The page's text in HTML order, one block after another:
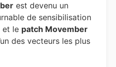
est devenu un
de sensibilisation
et le patch Movember
des vecteurs les plus